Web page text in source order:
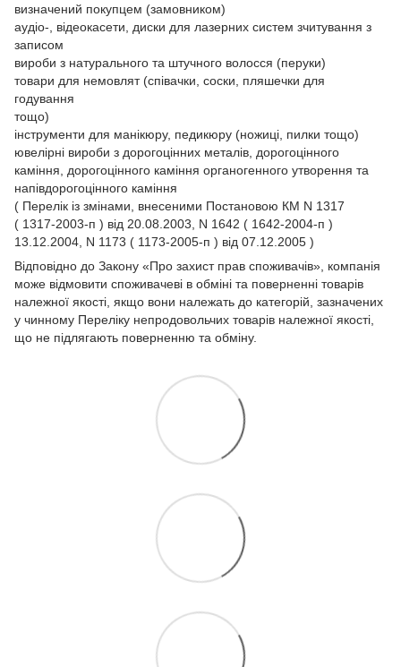
визначений покупцем (замовником)
аудіо-, відеокасети, диски для лазерних систем зчитування з
записом
вироби з натурального та штучного волосся (перуки)
товари для немовлят (співачки, соски, пляшечки для
годування
тощо)
інструменти для манікюру, педикюру (ножиці, пилки тощо)
ювелірні вироби з дорогоцінних металів, дорогоцінного
каміння, дорогоцінного каміння органогенного утворення та
напівдорогоцінного каміння
( Перелік із змінами, внесеними Постановою КМ N 1317
( 1317-2003-п ) від 20.08.2003, N 1642 ( 1642-2004-п )
13.12.2004, N 1173 ( 1173-2005-п ) від 07.12.2005 )
Відповідно до Закону «Про захист прав споживачів» , компанія
може відмовити споживачеві в обміні та поверненні товарів
належної якості, якщо вони належать до категорій, зазначених
у чинному Переліку непродовольчих товарів належної якості,
що не підлягають поверненню та обміну.